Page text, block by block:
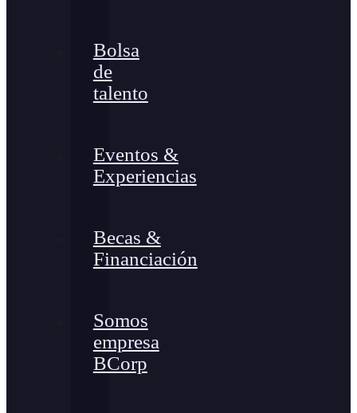
Bolsa
de
talento
Eventos &
Experiencias
Becas &
Financiación
Somos
empresa
BCorp